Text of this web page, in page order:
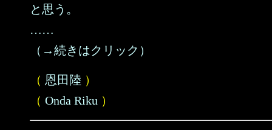
と思う。
……
（→続きはクリック）
（ 恩田陸 ）
（ Onda Riku ）